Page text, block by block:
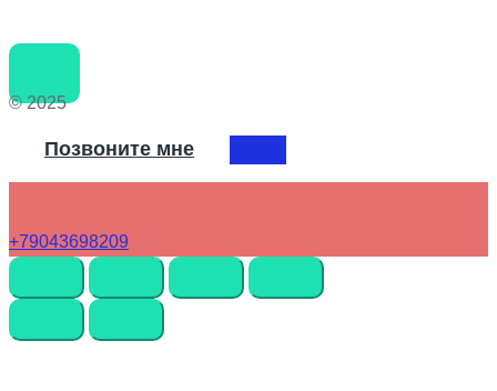
© 2025
Позвоните мне
+79043698209